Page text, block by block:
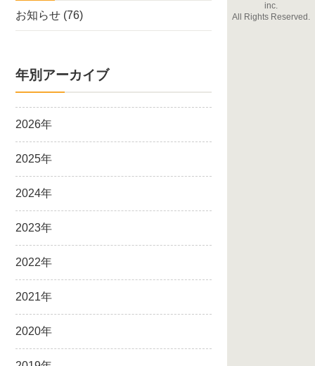
お知らせ (76)
年別アーカイブ
2026年
2025年
2024年
2023年
2022年
2021年
2020年
inc.
All Rights Reserved.